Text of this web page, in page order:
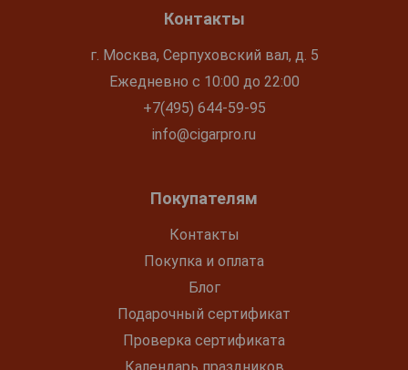
Контакты
г. Москва, Серпуховский вал, д. 5
Ежедневно с 10:00 до 22:00
+7(495) 644-59-95
info@cigarpro.ru
Покупателям
Контакты
Покупка и оплата
Блог
Подарочный сертификат
Проверка сертификата